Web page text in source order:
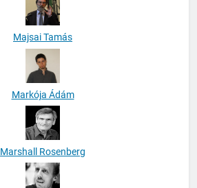
Majsai Tamás
Markója Ádám
Marshall Rosenberg